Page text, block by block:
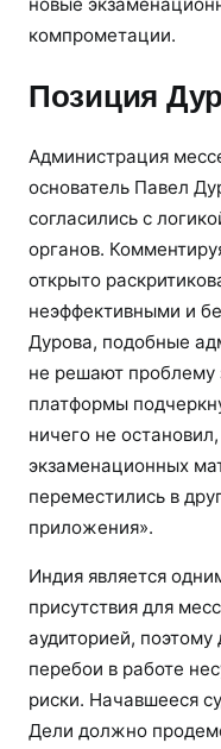
компрометации.
Позиция
Администрация
основатель Павел
согласились с
органов.
открыто
неэффективными и
Дурова, подобные
не решают проблему
платформы
ничего не
экзаменационных
переместились в
приложения».
Индия является
присутствия для
аудиторией,
перебои в работе
риски. Начавшееся
Дели должно